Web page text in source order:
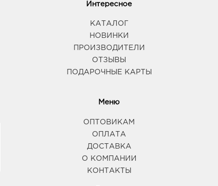
Интересное
КАТАЛОГ
НОВИНКИ
ПРОИЗВОДИТЕЛИ
ОТЗЫВЫ
ПОДАРОЧНЫЕ КАРТЫ
Меню
ОПТОВИКАМ
ОПЛАТА
ДОСТАВКА
О КОМПАНИИ
КОНТАКТЫ